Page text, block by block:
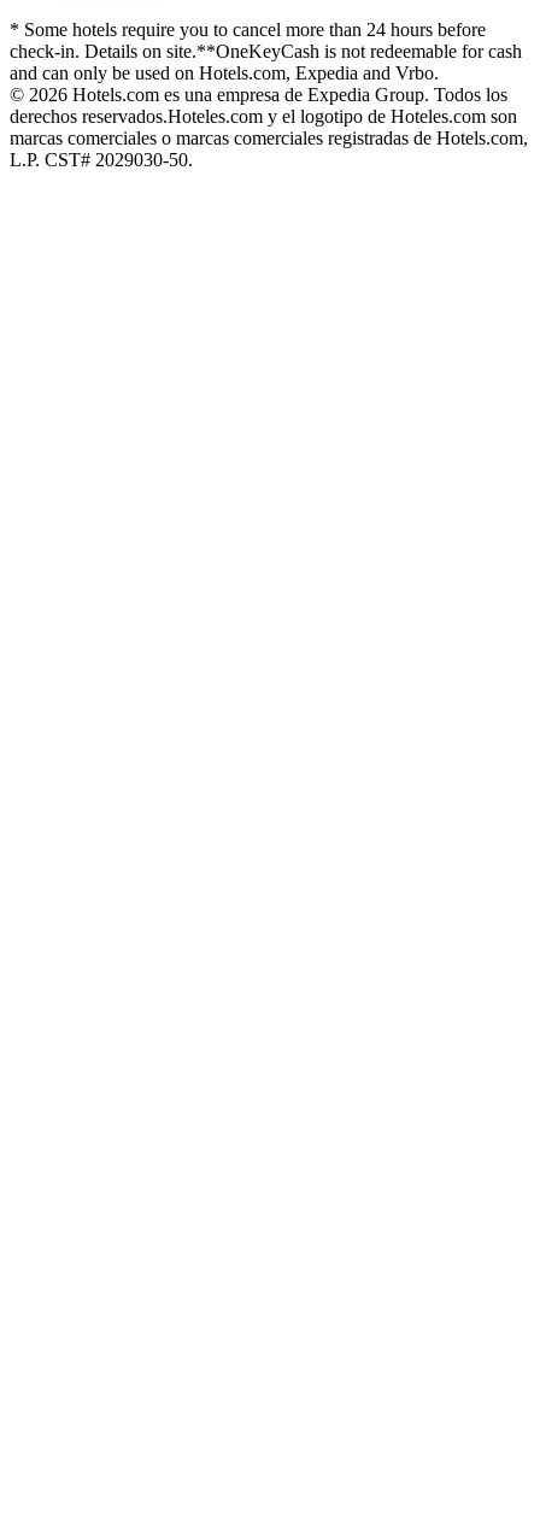
* Some hotels require you to cancel more than 24 hours before
check-in. Details on site.**OneKeyCash is not redeemable for cash
and can only be used on Hotels.com, Expedia and Vrbo.
© 2026 Hotels.com es una empresa de Expedia Group. Todos los
derechos reservados.Hoteles.com y el logotipo de Hoteles.com son
marcas comerciales o marcas comerciales registradas de Hotels.com,
L.P. CST# 2029030-50.